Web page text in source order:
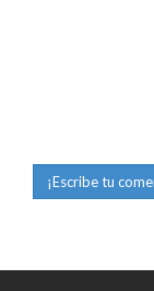
¡Escribe tu